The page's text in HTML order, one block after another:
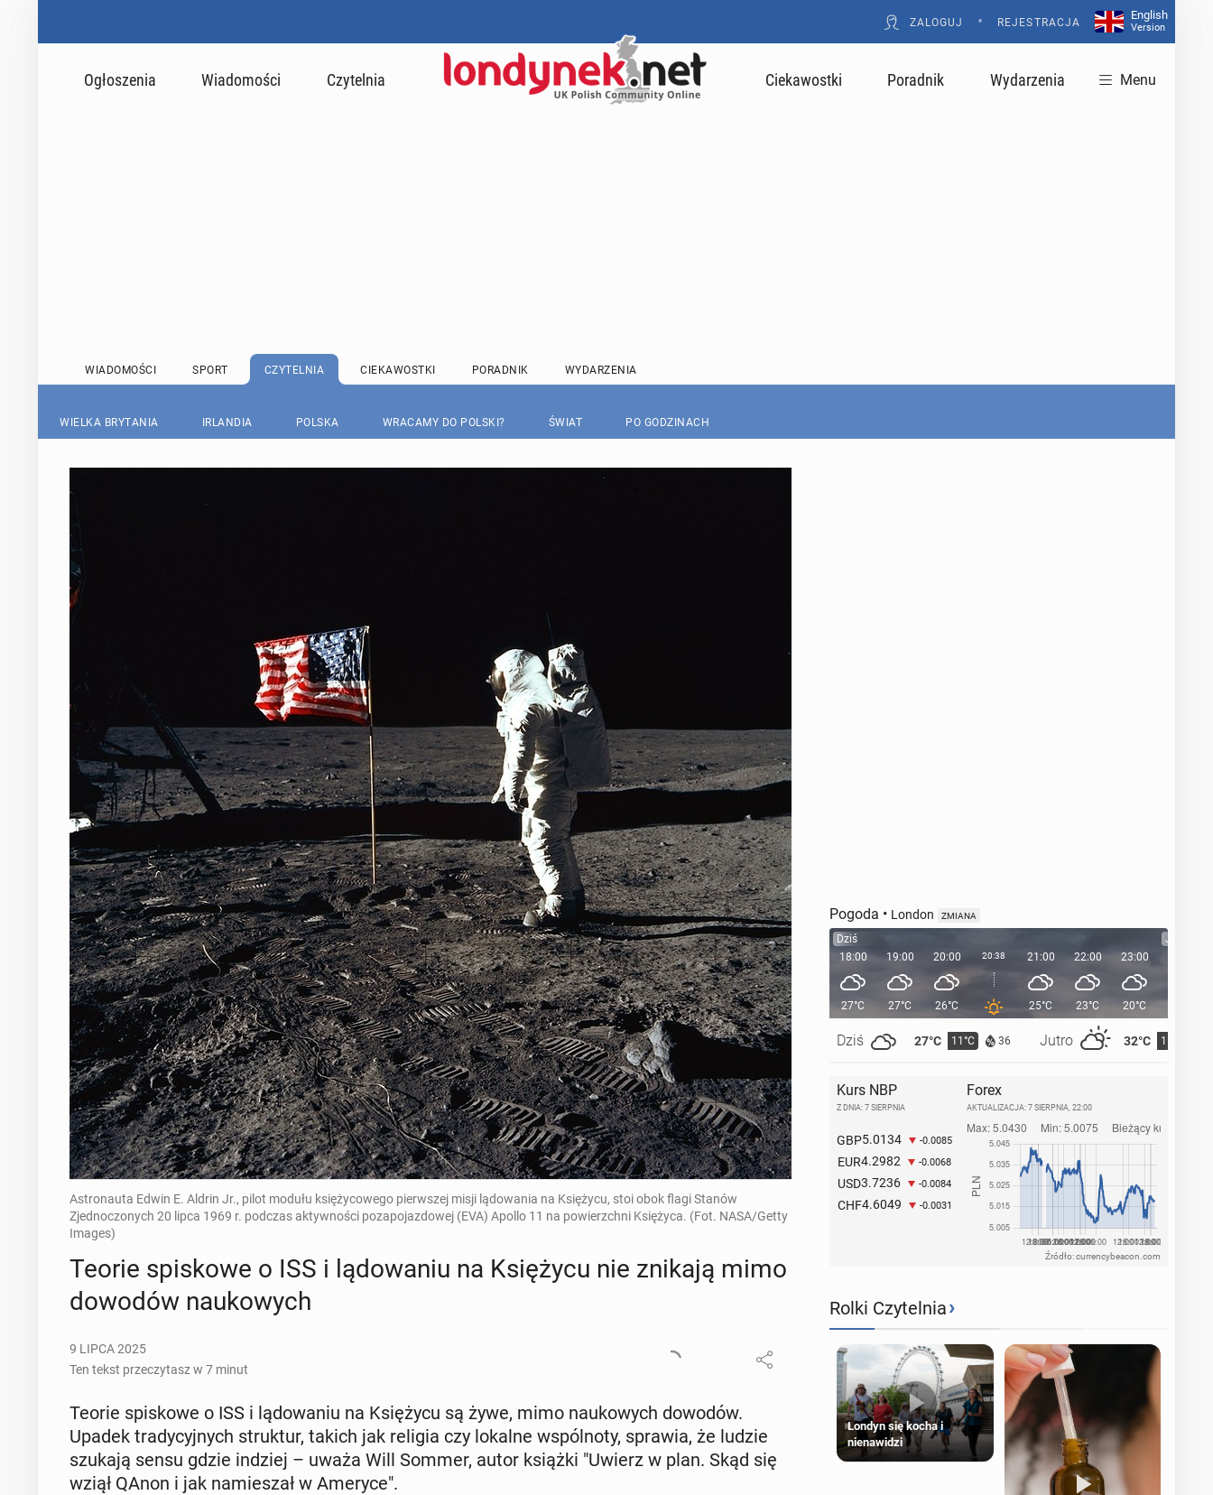
ZALOGUJ • REJESTRACJA
English
Version
Ogłoszenia Wiadomości Czytelnia Ciekawostki Poradnik Wydarzenia Menu
WIADOMOŚCI SPORT CZYTELNIA CIEKAWOSTKI PORADNIK WYDARZENIA
WIELKA BRYTANIA IRLANDIA POLSKA WRACAMY DO POLSKI? ŚWIAT PO GODZINACH
Astronauta Edwin E. Aldrin Jr., pilot modułu księżycowego pierwszej misji lądowania na Księżycu, stoi obok flagi Stanów
Zjednoczonych 20 lipca 1969 r. podczas aktywności pozapojazdowej (EVA) Apollo 11 na powierzchni Księżyca. (Fot. NASA/Getty
Images)
Teorie spi­sko­we o ISS i lą­do­wa­niu na Księ­ży­cu nie znikają mimo
dowodów na­uko­wych
9 LIPCA 2025
Ten tekst przeczytasz w 7 minut
Teorie spi­sko­we o ISS i lą­do­wa­niu na Księ­ży­cu są żywe, mimo na­uko­wych dowodów.
Upadek tra­dy­cyj­nych struk­tur, takich jak religia czy lokalne wspól­no­ty, sprawia, że ludzie
szukają sensu gdzie indziej – uważa Will Sommer, autor książki "Uwierz w plan. Skąd się
wziął QAnon i jak na­mie­szał w Ameryce".
Pogoda • London ZMIANA
Dziś
18:00
27°C
Dziś 27°C 11°C 36 Jutro 32°C 15°C
19:00
27°C
20:00
26°C
20:38 21:00
25°C
22:00
23°C
23:00
20°C
Jutro
Kurs NBP
Z DNIA: 7 SIERPNIA
GBP5.0134 -0.0085
EUR4.2982 -0.0068
USD3.7236 -0.0084
CHF4.6049 -0.0031
Forex
AKTUALIZACJA: 7 SIERPNIA, 22:00
Źródło: currencybeacon.com
Rolki Czytelnia›
Londyn się kocha i
nienawidzi